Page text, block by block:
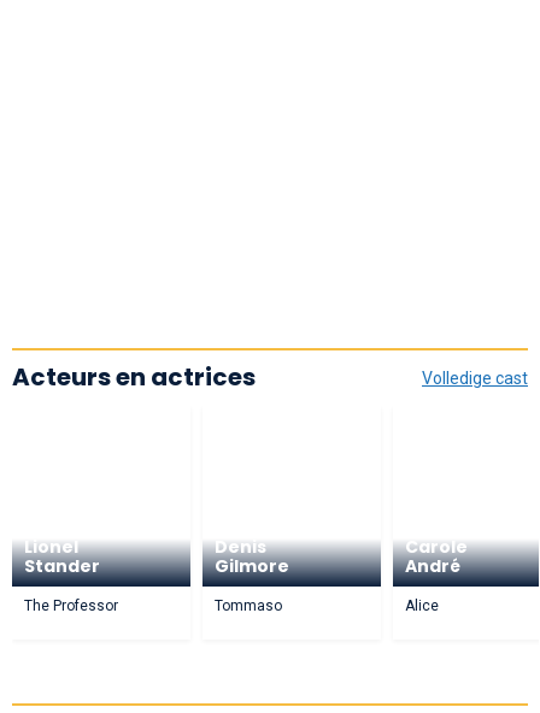
Volledige cast
Acteurs en actrices
Lionel
Stander
The Professor
Denis
Gilmore
Tommaso
Carole
André
Alice